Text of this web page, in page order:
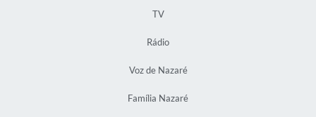
TV
Rádio
Voz de Nazaré
Família Nazaré